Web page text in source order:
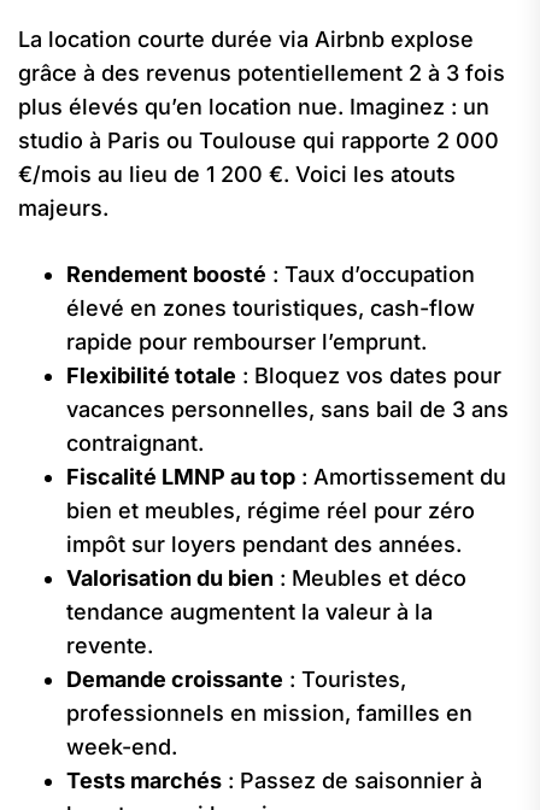
La location courte durée via Airbnb explose
grâce à des revenus potentiellement 2 à 3 fois
plus élevés qu’en location nue. Imaginez : un
studio à Paris ou Toulouse qui rapporte 2 000
€/mois au lieu de 1 200 €. Voici les atouts
majeurs.
Rendement boosté : Taux d’occupation
élevé en zones touristiques, cash-flow
rapide pour rembourser l’emprunt.
Flexibilité totale : Bloquez vos dates pour
vacances personnelles, sans bail de 3 ans
contraignant.
Fiscalité LMNP au top : Amortissement du
bien et meubles, régime réel pour zéro
impôt sur loyers pendant des années.
Valorisation du bien : Meubles et déco
tendance augmentent la valeur à la
revente.
Demande croissante : Touristes,
professionnels en mission, familles en
week-end.
Tests marchés : Passez de saisonnier à